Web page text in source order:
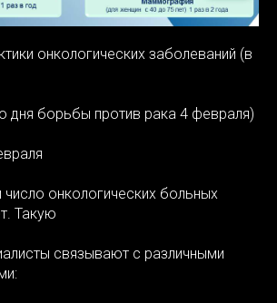
онкологических заболеваний (в
дня борьбы против рака 4 февраля)
онкологических больных
Такую
связывают с различными